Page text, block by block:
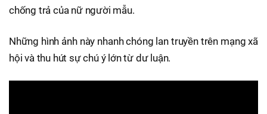
chống trả của nữ người mẫu.
Những hình ảnh này nhanh chóng lan truyền trên mạng xã
hội và thu hút sự chú ý lớn từ dư luận.